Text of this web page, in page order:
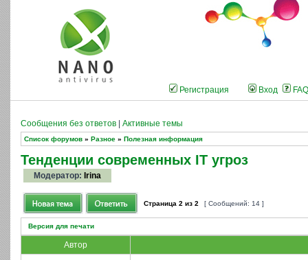
Регистрация Вход FAQ
Сообщения без ответов Активные темы
Список форумов » Разное » Полезная информация
Тенденции современных IT угроз
Модератор: Irina
Страница 2 из 2 [ Сообщений: 14 ]
Версия для печати
Автор